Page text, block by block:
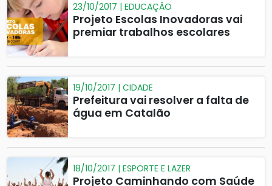
23/10/2017 | EDUCAÇÃO
Projeto Escolas Inovadoras vai
premiar trabalhos escolares
19/10/2017 | CIDADE
Prefeitura vai resolver a falta de
água em Catalão
18/10/2017 | ESPORTE E LAZER
Projeto Caminhando com Saúde